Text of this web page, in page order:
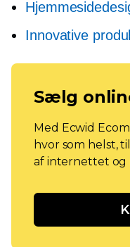
Innovative
Sælg
Med Ecwid
hvor som helst,
af internettet og